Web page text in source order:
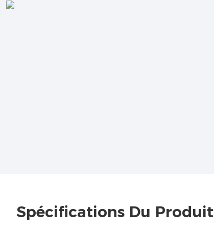
Spécifications Du Produit